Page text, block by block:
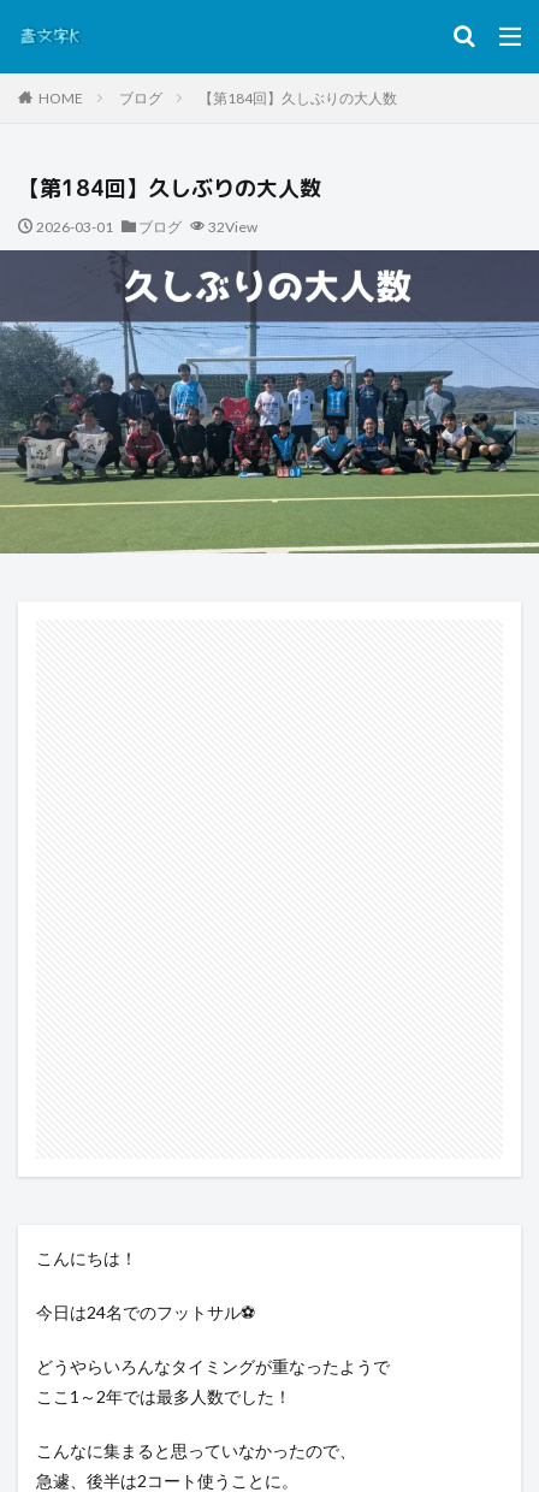
HOME ブログ 【第184回】久しぶりの大人数
【第184回】久しぶりの大人数
2026-03-01 ブログ 32View
こんにちは！
今日は24名でのフットサル⚽
どうやらいろんなタイミングが重なったようで
ここ1～2年では最多人数でした！
こんなに集まると思っていなかったので、
急遽、後半は2コート使うことに。